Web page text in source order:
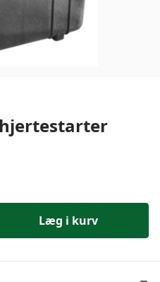
hjertestarter
Læg i kurv